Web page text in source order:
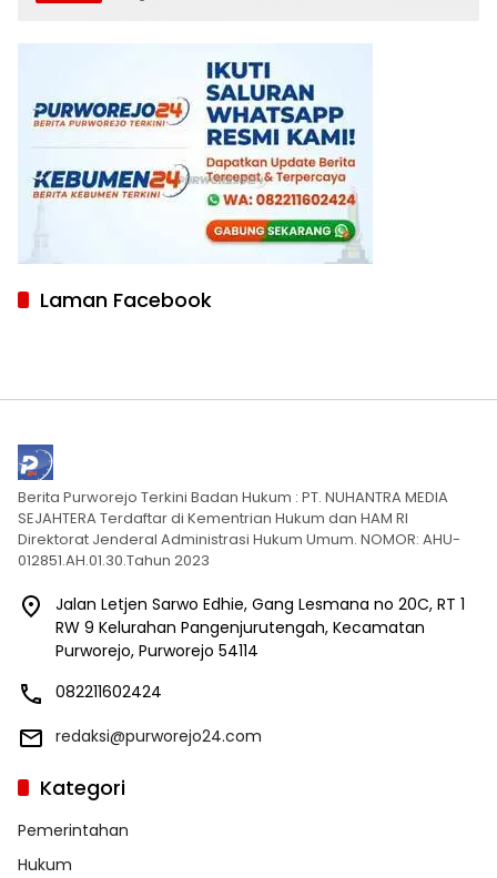
Laman Facebook
Berita Purworejo Terkini Badan Hukum : PT. NUHANTRA MEDIA
SEJAHTERA Terdaftar di Kementrian Hukum dan HAM RI
Direktorat Jenderal Administrasi Hukum Umum. NOMOR: AHU-
012851.AH.01.30.Tahun 2023
Jalan Letjen Sarwo Edhie, Gang Lesmana no 20C, RT 1
RW 9 Kelurahan Pangenjurutengah, Kecamatan
Purworejo, Purworejo 54114
082211602424
redaksi@purworejo24.com
Kategori
Pemerintahan
Hukum